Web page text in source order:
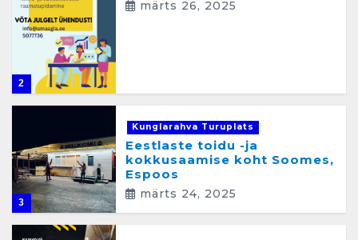
2
märts 26, 2025
3
Kunglarahva Turuplats
Eestlaste toidu -ja
kokkusaamise koht Soomes,
Espoos
märts 24, 2025